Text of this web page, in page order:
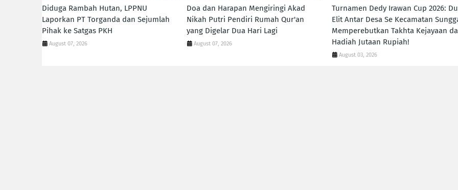
Diduga Rambah Hutan, LPPNU
Laporkan PT Torganda dan Sejumlah
Pihak ke Satgas PKH
August 07, 2026
Doa dan Harapan Mengiringi Akad
Nikah Putri Pendiri Rumah Qur'an
yang Digelar Dua Hari Lagi
August 07, 2026
Turnamen Dedy Irawan Cup 2026:
Elit Antar Desa Se Kecamatan
Memperebutkan Takhta Kejayaan
Hadiah Jutaan Rupiah!
August 03, 2026